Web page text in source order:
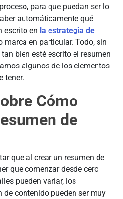
para que puedan ser lo
automáticamente qué
escrito en la estrategia de
marca en particular. Todo, sin
bien esté escrito el resumen
algunos de los elementos
tener.
Cómo
de
que al crear un resumen de
que comenzar desde cero
pueden variar, los
de contenido pueden ser muy